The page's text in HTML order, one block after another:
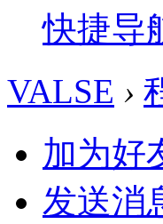
快捷导
VALSE ›
加为好
发送消